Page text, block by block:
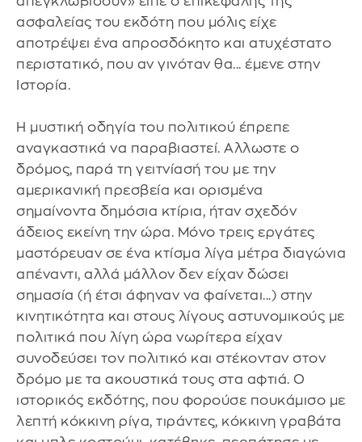
ασφαλείας του εκδότη που μόλις είχε
αποτρέψει ένα απροσδόκητο και ατυχέστατο
περιστατικό, που αν γινόταν θα... έμενε στην
Ιστορία.
Η μυστική οδηγία του πολιτικού έπρεπε
αναγκαστικά να παραβιαστεί. Αλλωστε ο
δρόμος, παρά τη γειτνίασή του με την
αμερικανική πρεσβεία και ορισμένα
σημαίνοντα δημόσια κτίρια, ήταν σχεδόν
άδειος εκείνη την ώρα. Μόνο τρεις εργάτες
μαστόρευαν σε ένα κτίσμα λίγα μέτρα διαγώνια
απέναντι, αλλά μάλλον δεν είχαν δώσει
σημασία (ή έτσι άφηναν να φαίνεται...) στην
κινητικότητα και στους λίγους αστυνομικούς με
πολιτικά που λίγη ώρα νωρίτερα είχαν
συνοδεύσει τον πολιτικό και στέκονταν στον
δρόμο με τα ακουστικά τους στα αφτιά. Ο
ιστορικός εκδότης, που φορούσε πουκάμισο με
λεπτή κόκκινη ρίγα, τιράντες, κόκκινη γραβάτα